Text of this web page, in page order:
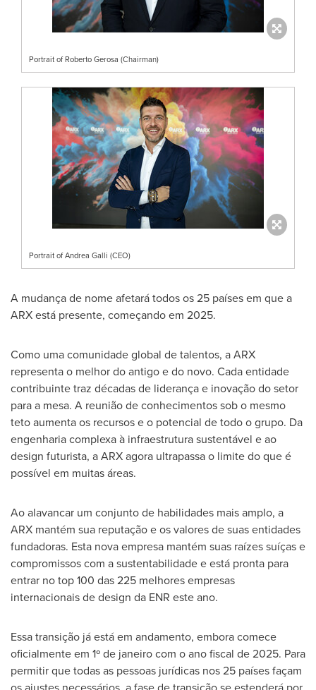
Portrait of Roberto Gerosa (Chairman)
Portrait of Andrea Galli (CEO)
A mudança de nome afetará todos os 25 países em que a
ARX está presente, começando em 2025.
Como uma comunidade global de talentos, a ARX
representa o melhor do antigo e do novo. Cada entidade
contribuinte traz décadas de liderança e inovação do setor
para a mesa. A reunião de conhecimentos sob o mesmo
teto aumenta os recursos e o potencial de todo o grupo. Da
engenharia complexa à infraestrutura sustentável e ao
design futurista, a ARX agora ultrapassa o limite do que é
possível em muitas áreas.
Ao alavancar um conjunto de habilidades mais amplo, a
ARX mantém sua reputação e os valores de suas entidades
fundadoras. Esta nova empresa mantém suas raízes suíças e
compromissos com a sustentabilidade e está pronta para
entrar no top 100 das 225 melhores empresas
internacionais de design da ENR este ano.
Essa transição já está em andamento, embora comece
oficialmente em 1º de janeiro com o ano fiscal de 2025. Para
permitir que todas as pessoas jurídicas nos 25 países façam